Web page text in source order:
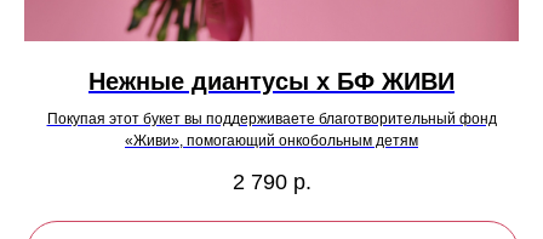
Нежные диантусы х БФ ЖИВИ
Покупая этот букет вы поддерживаете благотворительный фонд
«Живи», помогающий онкобольным детям
2 790 р.